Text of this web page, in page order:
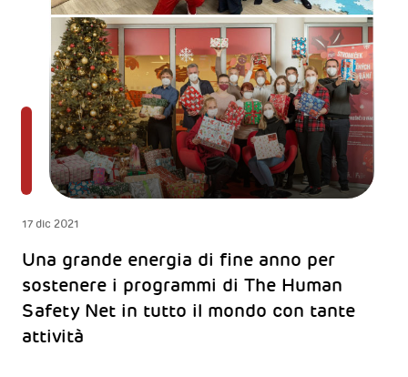
17 dic 2021
Una grande energia di fine anno per
sostenere i programmi di The Human
Safety Net in tutto il mondo con tante
attività